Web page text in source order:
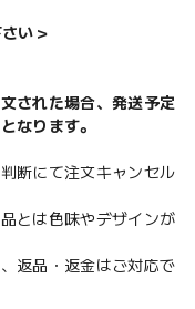
い＞
された場合、発送予定
なります。
断にて注文キャンセル
とは色味やデザインが
返品・返金はご対応で